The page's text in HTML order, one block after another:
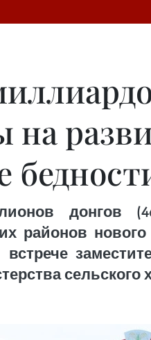
на
донгов
районов
встрече